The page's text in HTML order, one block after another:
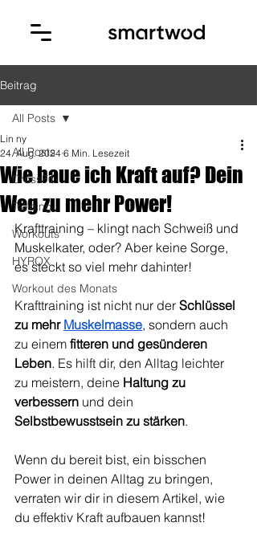
Beitrag
All Posts
CrossFit
Training
Workouts
HYROX
Workout des Monats
All Posts
Wie baue ich Kraft auf? Dein
Weg zu mehr Power!
Lin ny
24. Aug. 2024 6 Min. Lesezeit
Krafttraining – klingt nach Schweiß und
Muskelkater, oder? Aber keine Sorge,
es steckt so viel mehr dahinter!
Krafttraining ist nicht nur der Schlüssel
zu mehr Muskelmasse, sondern auch
zu einem fitteren und gesünderen
Leben. Es hilft dir, den Alltag leichter
zu meistern, deine Haltung zu
verbessern und dein
Selbstbewusstsein zu stärken.
Wenn du bereit bist, ein bisschen
Power in deinen Alltag zu bringen,
verraten wir dir in diesem Artikel, wie
du effektiv Kraft aufbauen kannst!